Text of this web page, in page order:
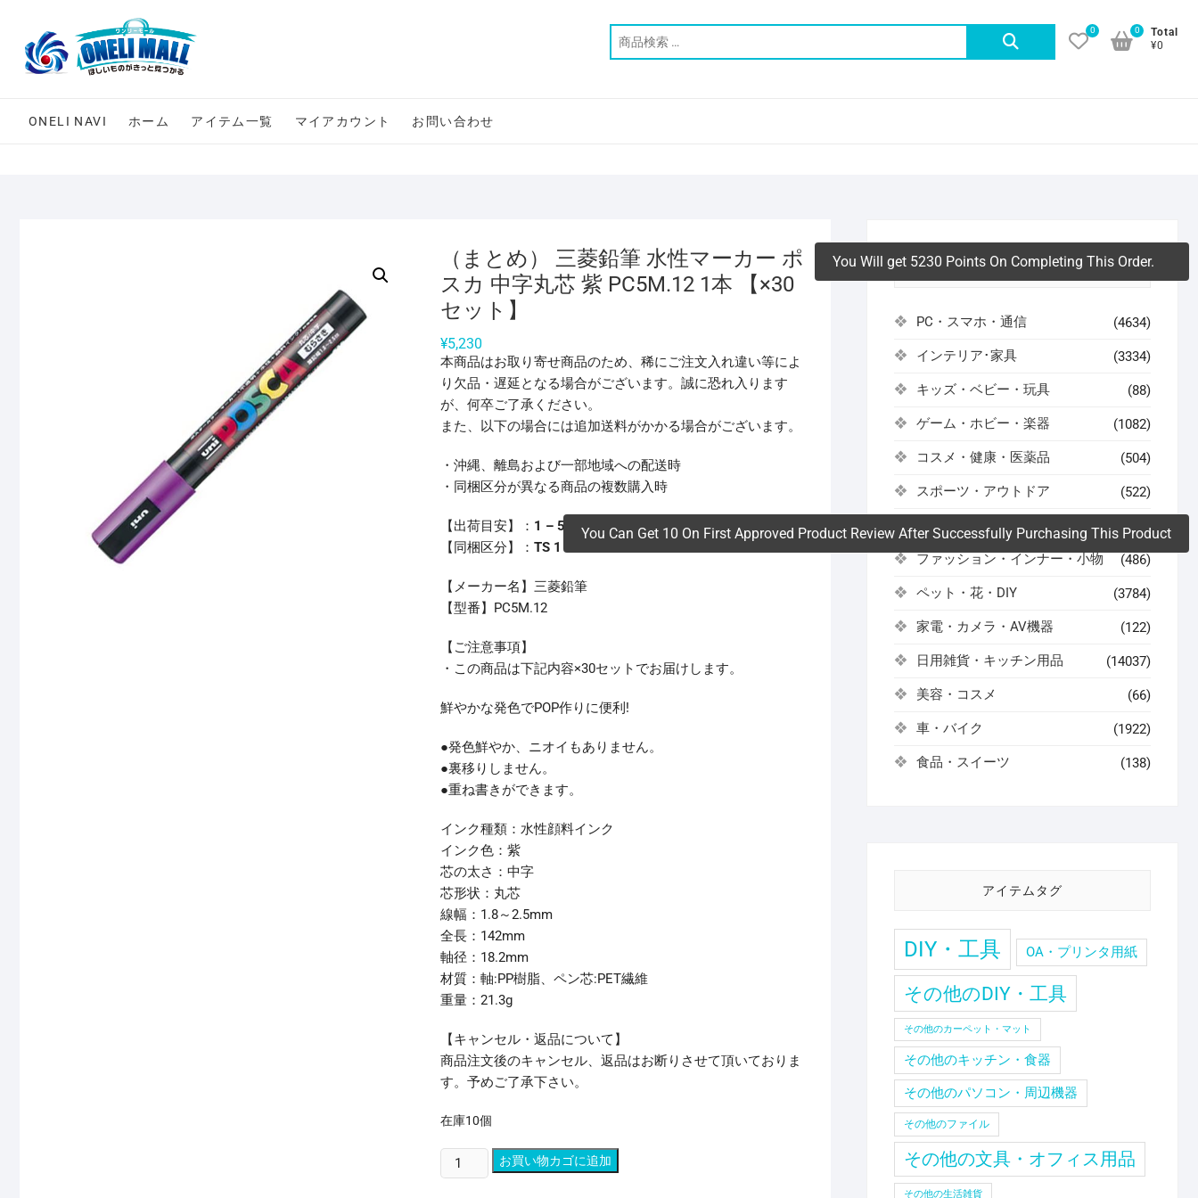
content
0
Total
¥0
0
ONELI NAVI ホーム アイテム一覧 マイアカウント お問い合わせ
（まとめ） 三菱鉛筆 水性マーカー ポ
スカ 中字丸芯 紫 PC5M.12 1本 【×30
セット】
¥5,230
本商品はお取り寄せ商品のため、稀にご注文入れ違い等によ
り欠品・遅延となる場合がございます。誠に恐れ入ります
が、何卒ご了承ください。
また、以下の場合には追加送料がかかる場合がございます。
・沖縄、離島および一部地域への配送時
・同梱区分が異なる商品の複数購入時
【出荷目安】： 1 – 5営業日 ※土日・祝除く
【同梱区分】： TS 1
【メーカー名】三菱鉛筆
【型番】PC5M.12
【ご注意事項】
・この商品は下記内容×30セットでお届けします。
鮮やかな発色でPOP作りに便利!
●発色鮮やか、ニオイもありません。
●裏移りしません。
●重ね書きができます。
インク種類：水性顔料インク
インク色：紫
芯の太さ：中字
芯形状：丸芯
線幅：1.8～2.5mm
全長：142mm
軸径：18.2mm
材質：軸:PP樹脂、ペン芯:PET繊維
重量：21.3g
【キャンセル・返品について】
商品注文後のキャンセル、返品はお断りさせて頂いておりま
す。予めご了承下さい。
在庫10個
You Will get 5230 Points On Completing This Order.
You Can Get 10 On First Approved Product Review After Successfully Purchasing This Product
（ま
と
お買い物カゴに追加
アイテムカテゴリ
PC・スマホ・通信 (4634)
インテリア･家具 (3334)
キッズ・ベビー・玩具 (88)
ゲーム・ホビー・楽器 (1082)
コスメ・健康・医薬品 (504)
スポーツ・アウトドア (522)
ドリンク・お酒 (59)
ファッション・インナー・小物 (486)
ペット・花・DIY (3784)
家電・カメラ・AV機器 (122)
日用雑貨・キッチン用品 (14037)
美容・コスメ (66)
車・バイク (1922)
食品・スイーツ (138)
アイテムタグ
DIY・工具 OA・プリンタ用紙
その他のDIY・工具
その他のカーペット・マット
その他のキッチン・食器
その他のパソコン・周辺機器
その他のファイル
その他の文具・オフィス用品
その他の生活雑貨